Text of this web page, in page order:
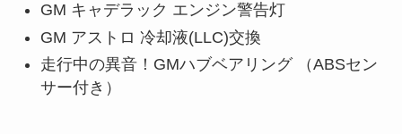
GM キャデラック エンジン警告灯
GM アストロ 冷却液(LLC)交換
走行中の異音！GMハブベアリング （ABSセン
サー付き）